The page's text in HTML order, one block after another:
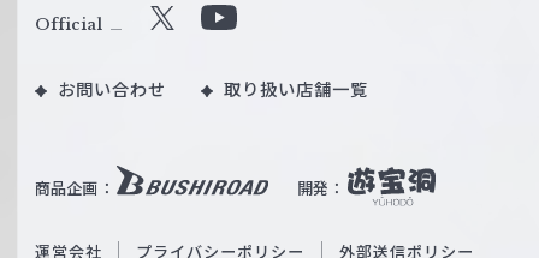
ル
W
ß
商品企画： 開発：
Official X
u
b
O
お問い合わせ 取り扱い店舗一覧
運営会社 プライバシーポリシー 外部送信ポリシー